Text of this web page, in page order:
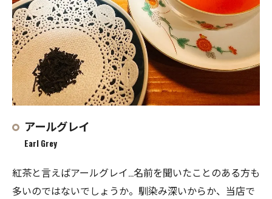
アールグレイ
Earl Grey
紅茶と言えばアールグレイ…名前を聞いたことのある方も
多いのではないでしょうか。馴染み深いからか、当店で